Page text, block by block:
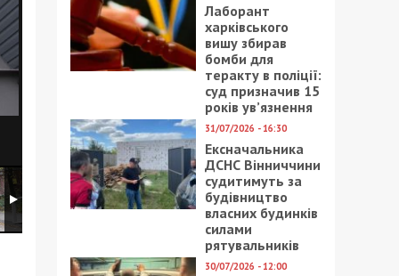
Лаборант
харківського
вишу збирав
бомби для
теракту в поліції:
суд призначив 15
років ув’язнення
31/07/2026 - 16:30
Ексначальника
ДСНС Вінниччини
судитимуть за
будівництво
власних будинків
силами
рятувальників
30/07/2026 - 12:00